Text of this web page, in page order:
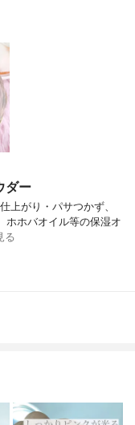
ダー
上がり・パサつかず、
ホバオイル等の保湿オ
る